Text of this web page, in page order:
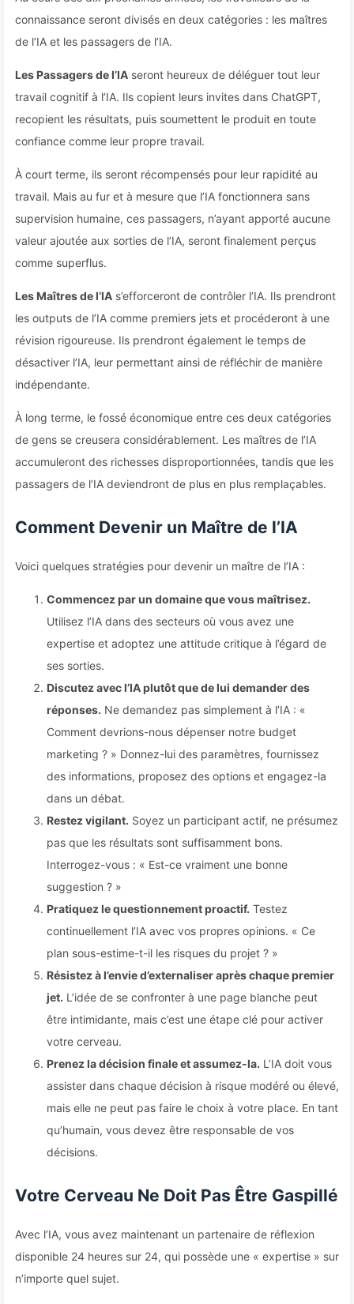
connaissance seront divisés en deux catégories : les maîtres
de l’IA et les passagers de l’IA.
Les Passagers de l’IA seront heureux de déléguer tout leur
travail cognitif à l’IA. Ils copient leurs invites dans ChatGPT,
recopient les résultats, puis soumettent le produit en toute
confiance comme leur propre travail.
À court terme, ils seront récompensés pour leur rapidité au
travail. Mais au fur et à mesure que l’IA fonctionnera sans
supervision humaine, ces passagers, n’ayant apporté aucune
valeur ajoutée aux sorties de l’IA, seront finalement perçus
comme superflus.
Les Maîtres de l’IA s’efforceront de contrôler l’IA. Ils prendront
les outputs de l’IA comme premiers jets et procéderont à une
révision rigoureuse. Ils prendront également le temps de
désactiver l’IA, leur permettant ainsi de réfléchir de manière
indépendante.
À long terme, le fossé économique entre ces deux catégories
de gens se creusera considérablement. Les maîtres de l’IA
accumuleront des richesses disproportionnées, tandis que les
passagers de l’IA deviendront de plus en plus remplaçables.
Comment Devenir un Maître de l’IA
Voici quelques stratégies pour devenir un maître de l’IA :
Commencez par un domaine que vous maîtrisez.
Utilisez l’IA dans des secteurs où vous avez une
expertise et adoptez une attitude critique à l’égard de
ses sorties.
Discutez avec l’IA plutôt que de lui demander des
réponses. Ne demandez pas simplement à l’IA : «
Comment devrions-nous dépenser notre budget
marketing ? » Donnez-lui des paramètres, fournissez
des informations, proposez des options et engagez-la
dans un débat.
Restez vigilant. Soyez un participant actif, ne présumez
pas que les résultats sont suffisamment bons.
Interrogez-vous : « Est-ce vraiment une bonne
suggestion ? »
Pratiquez le questionnement proactif. Testez
continuellement l’IA avec vos propres opinions. « Ce
plan sous-estime-t-il les risques du projet ? »
Résistez à l’envie d’externaliser après chaque premier
jet. L’idée de se confronter à une page blanche peut
être intimidante, mais c’est une étape clé pour activer
votre cerveau.
Prenez la décision finale et assumez-la. L’IA doit vous
assister dans chaque décision à risque modéré ou élevé,
mais elle ne peut pas faire le choix à votre place. En tant
qu’humain, vous devez être responsable de vos
décisions.
Votre Cerveau Ne Doit Pas Être Gaspillé
Avec l’IA, vous avez maintenant un partenaire de réflexion
disponible 24 heures sur 24, qui possède une « expertise » sur
n’importe quel sujet.